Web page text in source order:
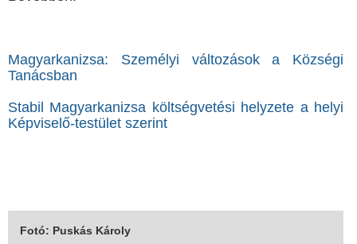
Magyarkanizsa: Személyi változások a Községi
Tanácsban
Stabil Magyarkanizsa költségvetési helyzete a helyi
Képviselő-testület szerint
Fotó: Puskás Károly